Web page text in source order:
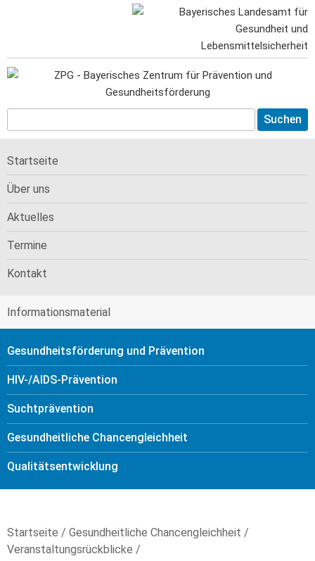
Startseite
Über uns
Aktuelles
Termine
Kontakt
Informations­material
Gesundheitsförderung und Prävention
HIV-/AIDS-Prävention
Sucht­prävention
Gesundheitliche Chancengleichheit
Qualitäts­entwicklung
Startseite / Gesundheitliche Chancengleichheit /
Veranstaltungs­rückblicke /